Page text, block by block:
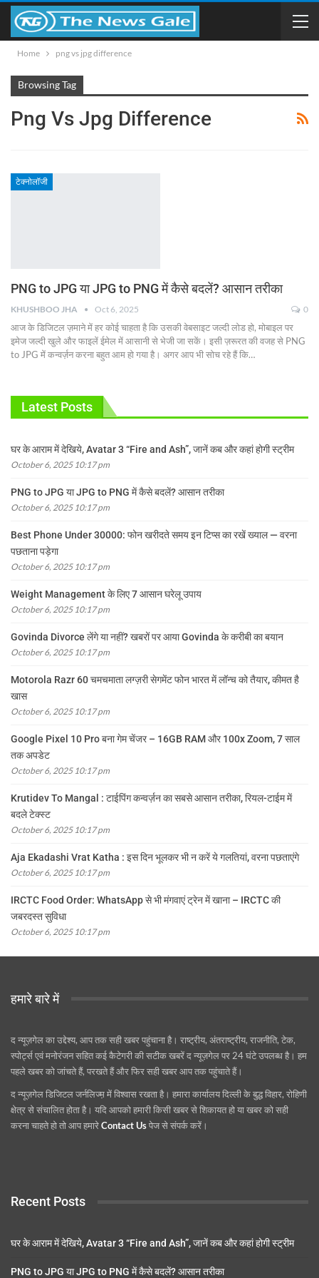
Home png vs jpg difference
Browsing Tag
Png Vs Jpg Difference
टेक्नोलॉजी
PNG to JPG या JPG to PNG में कैसे बदलें? आसान तरीका
KHUSHBOO JHA Oct 6, 2025 0
आज के डिजिटल ज़माने में हर कोई चाहता है कि उसकी वेबसाइट जल्दी लोड हो, मोबाइल पर
इमेज जल्दी खुले और फाइलें ईमेल में आसानी से भेजी जा सकें। इसी ज़रूरत की वजह से PNG
to JPG में कन्वर्ज़न करना बहुत आम हो गया है। अगर आप भी सोच रहे हैं कि…
Latest Posts
घर के आराम में देखिये, Avatar 3 “Fire and Ash”, जानें कब और कहां होगी स्ट्रीम
October 6, 2025 10:17 pm
PNG to JPG या JPG to PNG में कैसे बदलें? आसान तरीका
October 6, 2025 10:17 pm
Best Phone Under 30000: फोन खरीदते समय इन टिप्स का रखें ख्याल — वरना
पछताना पड़ेगा
October 6, 2025 10:17 pm
Weight Management के लिए 7 आसान घरेलू उपाय
October 6, 2025 10:17 pm
Govinda Divorce लेंगे या नहीं? खबरों पर आया Govinda के करीबी का बयान
October 6, 2025 10:17 pm
Motorola Razr 60 चमचमाता लग्ज़री सेगमेंट फोन भारत में लॉन्च को तैयार, कीमत है
खास
October 6, 2025 10:17 pm
Google Pixel 10 Pro बना गेम चेंजर – 16GB RAM और 100x Zoom, 7 साल
तक अपडेट
October 6, 2025 10:17 pm
Krutidev To Mangal : टाईपिंग कन्वर्ज़न का सबसे आसान तरीका, रियल-टाईम में
बदले टेक्स्ट
October 6, 2025 10:17 pm
Aja Ekadashi Vrat Katha : इस दिन भूलकर भी न करें ये गलतियां, वरना पछताएंगे
October 6, 2025 10:17 pm
IRCTC Food Order: WhatsApp से भी मंगवाएं ट्रेन में खाना – IRCTC की
जबरदस्त सुविधा
October 6, 2025 10:17 pm
हमारे बारे में
द न्यूज़गेल का उद्देश्य, आप तक सही खबर पहुंचाना है। राष्ट्रीय, अंतराष्ट्रीय, राजनीति, टेक,
स्पोर्ट्स एवं मनोरंजन सहित कई कैटेगरी की सटीक खबरें द न्यूज़गेल पर 24 घंटे उपलब्ध है। हम
पहले खबर को जांचते हैं, परखते हैं और फिर सही खबर आप तक पहुंचाते हैं।
द न्यूज़गेल डिजिटल जर्नलिज्म़ में विश्वास रखता है। हमारा कार्यालय दिल्ली के बुद्ध विहार, रोहिणी
क्षेत्र से संचालित होता है। यदि आपको हमारी किसी खबर से शिकायत हो या खबर को सही
करना चाहते हो तो आप हमारेContact Usपेज से संपर्क करें।
Recent Posts
घर के आराम में देखिये, Avatar 3 “Fire and Ash”, जानें कब और कहां होगी स्ट्रीम
PNG to JPG या JPG to PNG में कैसे बदलें? आसान तरीका